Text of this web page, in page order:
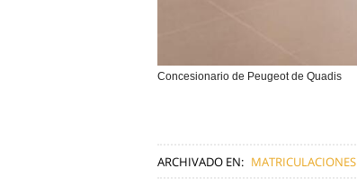
Concesionario de Peugeot de Quadis
ARCHIVADO EN: MATRICULACIONES